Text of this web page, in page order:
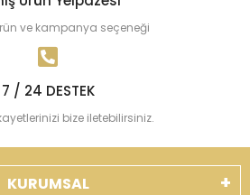
ve kampanya seçeneği
7 / 24 DESTEK
bize iletebilirsiniz.
KURUMSAL